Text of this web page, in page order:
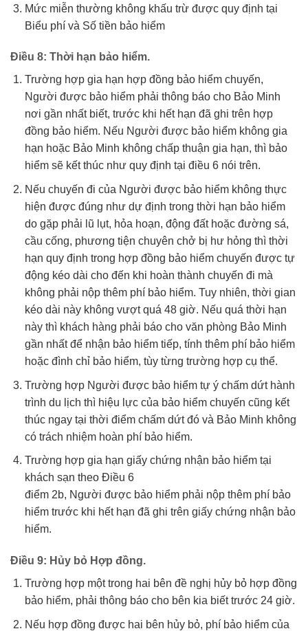
Mức miễn thường không khấu trừ được quy định tại
Biểu phí và Số tiền bảo hiểm
Điều 8: Thời hạn bảo hiểm.
Trường hợp gia hạn hợp đồng bảo hiểm chuyến,
Người được bảo hiểm phải thông báo cho Bảo Minh
nơi gần nhất biết, trước khi hết hạn đã ghi trên hợp
đồng bảo hiểm. Nếu Người được bảo hiểm không gia
hạn hoặc Bảo Minh không chấp thuận gia hạn, thì bảo
hiểm sẽ kết thúc như quy định tại điều 6 nói trên.
Nếu chuyến đi của Người được bảo hiểm không thực
hiện được đúng như dự định trong thời hạn bảo hiểm
do gặp phải lũ lụt, hỏa hoạn, động đất hoặc đường sá,
cầu cống, phương tiện chuyên chở bị hư hỏng thì thời
hạn quy định trong hợp đồng bảo hiểm chuyến được tự
động kéo dài cho đến khi hoàn thành chuyến đi mà
không phải nộp thêm phí bảo hiểm. Tuy nhiên, thời gian
kéo dài này không vượt quá 48 giờ. Nếu quá thời hạn
này thì khách hàng phải báo cho văn phòng Bảo Minh
gần nhất để nhận bảo hiểm tiếp, tính thêm phí bảo hiểm
hoặc đình chỉ bảo hiểm, tùy từng trường hợp cụ thể.
Trường hợp Người được bảo hiểm tự ý chấm dứt hành
trình du lịch thì hiệu lực của bảo hiểm chuyến cũng kết
thúc ngay tại thời điểm chấm dứt đó và Bảo Minh không
có trách nhiệm hoàn phí bảo hiểm.
Trường hợp gia hạn giấy chứng nhận bảo hiểm tại
khách sạn theo Điều 6
điểm 2b, Người được bảo hiểm phải nộp thêm phí bảo
hiểm trước khi hết hạn đã ghi trên giấy chứng nhận bảo
hiểm.
Điều 9: Hủy bỏ Hợp đồng.
Trường hợp một trong hai bên đề nghị hủy bỏ hợp đồng
bảo hiểm, phải thông báo cho bên kia biết trước 24 giờ.
Nếu hợp đồng được hai bên hủy bỏ, phí bảo hiểm của